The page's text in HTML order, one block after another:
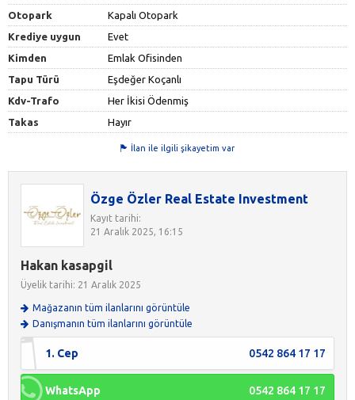
Otopark
Kapalı Otopark
Krediye uygun
Evet
Kimden
Emlak Ofisinden
Tapu Türü
Eşdeğer Koçanlı
Kdv-Trafo
Her İkisi Ödenmiş
Takas
Hayır
İlan ile ilgili şikayetim var
Özge Özler Real Estate Investment
Kayıt tarihi:
21 Aralık 2025, 16:15
Hakan kasapgil
Üyelik tarihi: 21 Aralık 2025
Mağazanın tüm ilanlarını görüntüle
Danışmanın tüm ilanlarını görüntüle
1. Cep 0542 864 17 17
WhatsApp 0542 864 17 17